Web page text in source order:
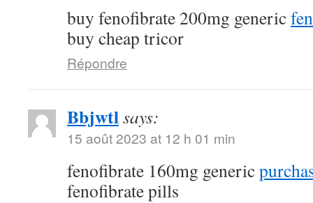
buy fenofibrate 200mg generic
buy cheap tricor
Répondre
Bbjwtlsays:
15 août 2023 at 12 h 01 min
fenofibrate 160mg generic
fenofibrate pills